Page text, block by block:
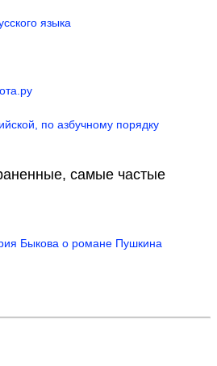
языка
по азбучному порядку
Быкова о романе Пушкина